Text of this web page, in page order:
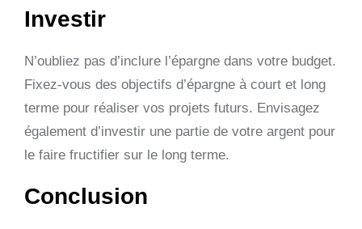
Investir
N’oubliez pas d’inclure l’épargne dans votre budget.
Fixez-vous des objectifs d’épargne à court et long
terme pour réaliser vos projets futurs. Envisagez
également d’investir une partie de votre argent pour
le faire fructifier sur le long terme.
Conclusion